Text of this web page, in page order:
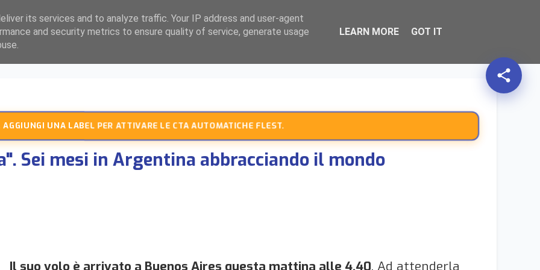
HOMEAZIONIexpand_moreTERRITORIO
UNA LABEL PER ATTIVARE LE CTA AUTOMATICHE FLEST.
Sei mesi in Argentina abbracciando il mondo
share
Il suo volo è arrivato a Buenos Aires questa mattina alle 4,40. Ad attenderla
its services and to analyze traffic. Your IP address and user-agent
and security metrics to ensure quality of service, generate usage
LEARN MORE GOT IT